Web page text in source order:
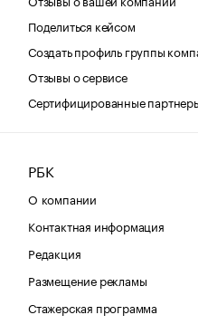
Поделиться кейсом
Создать профиль группы
Отзывы о сервисе
Сертифицированные
РБК
О компании
Контактная информация
Редакция
Размещение рекламы
Стажерская программа